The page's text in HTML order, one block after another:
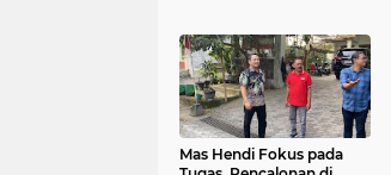
Mas Hendi Fokus pada